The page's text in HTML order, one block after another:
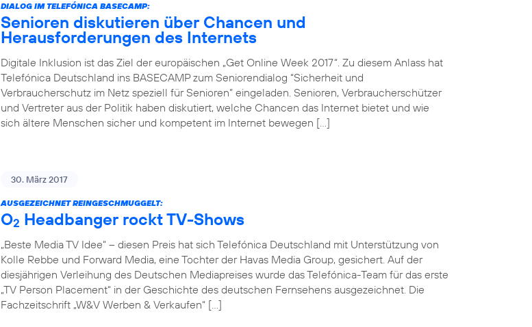
DIALOG IM TELEFÓNICA BASECAMP:
Senioren diskutieren über Chancen und
Herausforderungen des Internets
Digitale Inklusion ist das Ziel der europäischen „Get Online Week 2017“. Zu diesem Anlass hat
Telefónica Deutschland ins BASECAMP zum Seniorendialog “Sicherheit und
Verbraucherschutz im Netz speziell für Senioren” eingeladen. Senioren, Verbraucherschützer
und Vertreter aus der Politik haben diskutiert, welche Chancen das Internet bietet und wie
sich ältere Menschen sicher und kompetent im Internet bewegen […]
30. März 2017
AUSGEZEICHNET REINGESCHMUGGELT:
O2 Headbanger rockt TV-Shows
„Beste Media TV Idee“ – diesen Preis hat sich Telefónica Deutschland mit Unterstützung von
Kolle Rebbe und Forward Media, eine Tochter der Havas Media Group, gesichert. Auf der
diesjährigen Verleihung des Deutschen Mediapreises wurde das Telefónica-Team für das erste
„TV Person Placement“ in der Geschichte des deutschen Fernsehens ausgezeichnet. Die
Fachzeitschrift „W&V Werben & Verkaufen“ […]